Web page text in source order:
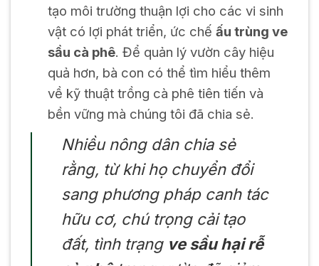
tạo môi trường thuận lợi cho các vi sinh
vật có lợi phát triển, ức chế ấu trùng ve
sầu cà phê. Để quản lý vườn cây hiệu
quả hơn, bà con có thể tìm hiểu thêm
về kỹ thuật trồng cà phê tiên tiến và
bền vững mà chúng tôi đã chia sẻ.
Nhiều nông dân chia sẻ
rằng, từ khi họ chuyển đổi
sang phương pháp canh tác
hữu cơ, chú trọng cải tạo
đất, tình trạng ve sầu hại rễ